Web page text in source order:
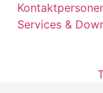
Services &